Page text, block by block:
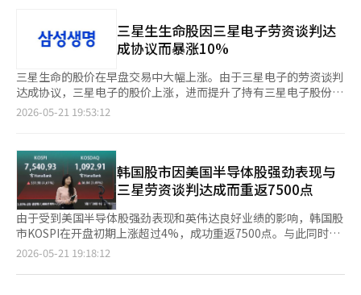
缩减，投资者需保持警惕。 通过RIA进行的海外股票出售的资本利
得减免率在本月底前为100%，而在6至7月将降至80%，8月后则
降至50%。 因此，若要享受100%的减免优惠，必须在本月底前完
时间差，投资者需确认各证券公司的结算时间安排。 此外，海外
股票出售所得在结算日后的一年内必须在RIA账户内用于投资国内
上市股票、国内股票型基金和存款等，若不遵守，将可能被追缴税
表示，将与业界共同持续提供多样化的高吸引力国内投资产品，以
促进汇率稳定和生产性金融的发展。※ 本报道经人工智能（AI）系
统翻译与编辑。
定为自动分配结构，投资能力必然会减少。 更令人担忧的是，这
可能会成为“坏先例”。目前，造船、电力设备和军工行业被认为
已经进入超级周期。HD现代重工和汉华海洋已经获得了数年的订
单积压，효성重工和LS电气等电力设备公司也因AI数据中心带来的
电力基础设施需求增加而创下历史最高业绩。军工行业同样因中东
和欧洲的出口良好而处于超繁荣阶段。 如果这些行业的工会要
求“既然三星电子也将营业利润制度化为绩效奖金，为什么我们不
期则会重复劳资冲突。绩效奖金应综合考虑经营业绩、未来投资和
市场情况等因素灵活决定。如果将其固定为营业利润的比例，企业
管理的自主性将受到严重损害。 劳动者的贡献不可否认。三星电
子半导体业务的全球竞争力源于现场工程师和研究人员的奉献。取
得成果后应有相应的回报这一原则也没有错。问题在于方式。如果
损害了企业的可持续性和投资竞争力，最终这种负担将再次回到劳
动者身上。 韩国半导体产业正在与台积电、英特尔和中国企业展
开生存竞争。围绕绩效奖金分配的劳资冲突只会让竞争对手受益。
最后谈判，最终达成了今年工资谈判的临时协议。 此前，三星电
子的股价在14日接近30万韩元，但由于劳资之间的奖金争议持续
加剧，加上宏观经济的不确定性，股价下跌了6.76%。特别是外资
投资者在15日至20日的期间内，净卖出三星电子股票达7兆8621亿
韩元。 基于这一情况，Kiwoom证券的研究员韩志英分析
称：“前一晚三星电子劳资谈判达成临时协议的消息，缓解了罢工
风险，这将为以半导体股为中心的积极供需环境奠定基础。” 证
纷纷上调目标股价。 新韩投资证券当天将目标股价上调至55万韩
元，比之前提高了83.3%。新韩投资证券的研究员金亨泰表
示：“内存价格的进一步上涨、长期合同带来的稳定业绩可见性、
对股东回报的期待，以及劳资相关担忧的消除共同作用。” 未来
资产证券也在当天将三星电子的目标股价从40万韩元上调至48万
韩元。未来资产证券的研究员金永建指出：“截至5月，服务器/企
业用固态硬盘（SSD）的数量增长率分别为22.3%和41.5%，在一
个月内（相比于之前的22.1%和39.1%）再次上升。” 前一天，韩
国投资证券也因预计第二季度内存价格大幅上涨，将三星电子的目
三星生生命股因三星电子劳资谈判达
成协议而暴涨10%
三星生命的股价在早盘交易中大幅上涨。由于三星电子的劳资谈判
达成协议，三星电子的股价上涨，进而提升了持有三星电子股份的
三星生命的投资价值。 根据21日韩国交易所的数据，截至当天上
原因是三星电子劳资谈判达成协议后，三星电子股价强劲反弹。当
天，三星电子的股价较前一交易日上涨6.7%，报29万5400韩元。
三星生命因持有三星电子的股份，通常对三星电子的股价和分红变
化非常敏感。最近，三星生命还公布了2023年第一季度的良好业
绩。根据合并财报，净利润为1兆2036亿韩元，同比增长89.5%，
超出市场预期。由于胜诉的即期年金诉讼带来的约4257亿韩元的
准备金回收，以及三星电子的特别分红效应，均对业绩改善起到了
重要作用。 证券界普遍认为，未来三星生命的股价将继续与三星
电子的股份价值保持关联。iM证券的研究员设龙镇分析称：“未来
2026-05-21 19:53:12
韩国股市因美国半导体股强劲表现与
三星劳资谈判达成而重返7500点
由于受到美国半导体股强劲表现和英伟达良好业绩的影响，韩国股
市KOSPI在开盘初期上涨超过4%，成功重返7500点。与此同时，
因对美国与伊朗谈判进展的期待，国际油价和市场利率也表现出稳
体行业的投资情绪。 根据韩国交易所的数据，截至当天上午9时6
2026-05-21 19:18:12
页